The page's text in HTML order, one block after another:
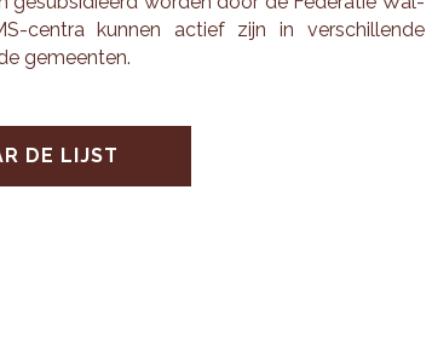
cen­tra kun­nen ac­tief zijn in ver­schil­len­de
ge­meen­ten.
DE LIJST